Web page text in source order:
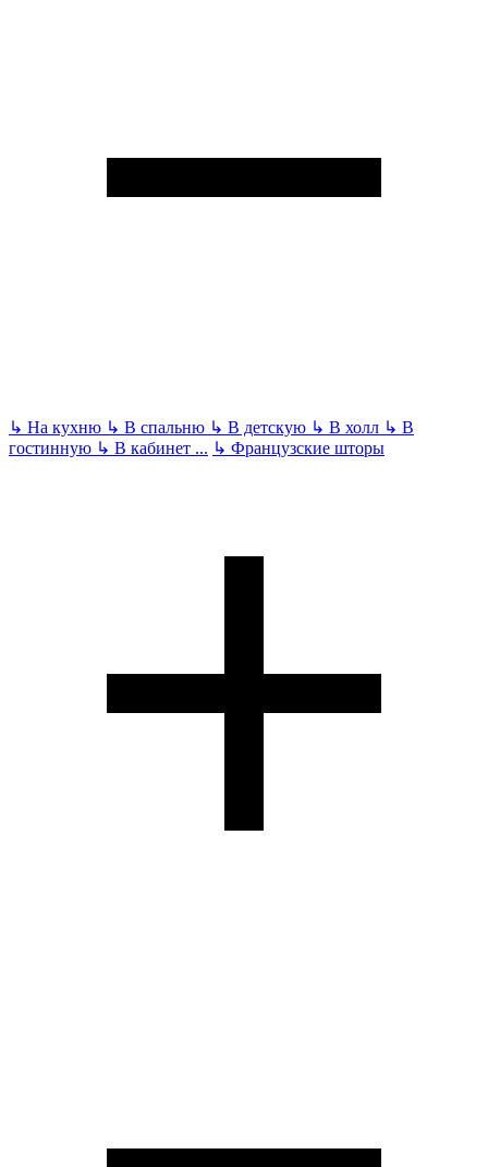
↳ На кухню ↳ В спальню ↳ В детскую ↳ В холл ↳ В
гостинную ↳ В кабинет ... ↳ Французские шторы